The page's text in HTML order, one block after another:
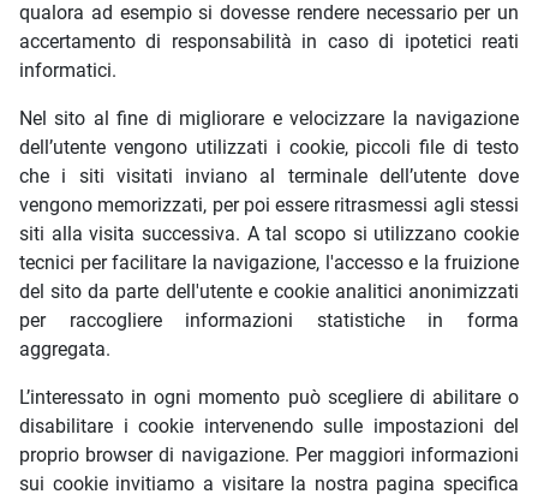
qualora ad esempio si dovesse rendere necessario per un
accertamento di responsabilità in caso di ipotetici reati
informatici.
Nel sito al fine di migliorare e velocizzare la navigazione
dell’utente vengono utilizzati i cookie, piccoli file di testo
che i siti visitati inviano al terminale dell’utente dove
vengono memorizzati, per poi essere ritrasmessi agli stessi
siti alla visita successiva. A tal scopo si utilizzano cookie
tecnici per facilitare la navigazione, l'accesso e la fruizione
del sito da parte dell'utente e cookie analitici anonimizzati
per raccogliere informazioni statistiche in forma
aggregata.
L’interessato in ogni momento può scegliere di abilitare o
disabilitare i cookie intervenendo sulle impostazioni del
proprio browser di navigazione. Per maggiori informazioni
sui cookie invitiamo a visitare la nostra pagina specifica